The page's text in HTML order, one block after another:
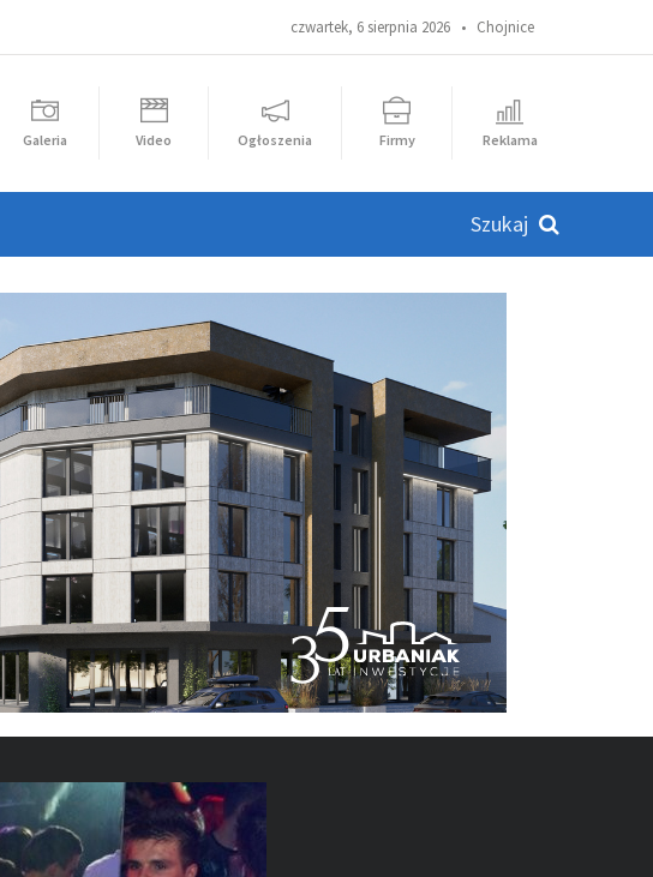
czwartek, 6 sierpnia 2026 • Chojnice
Galeria Video Ogłoszenia Firmy Reklama